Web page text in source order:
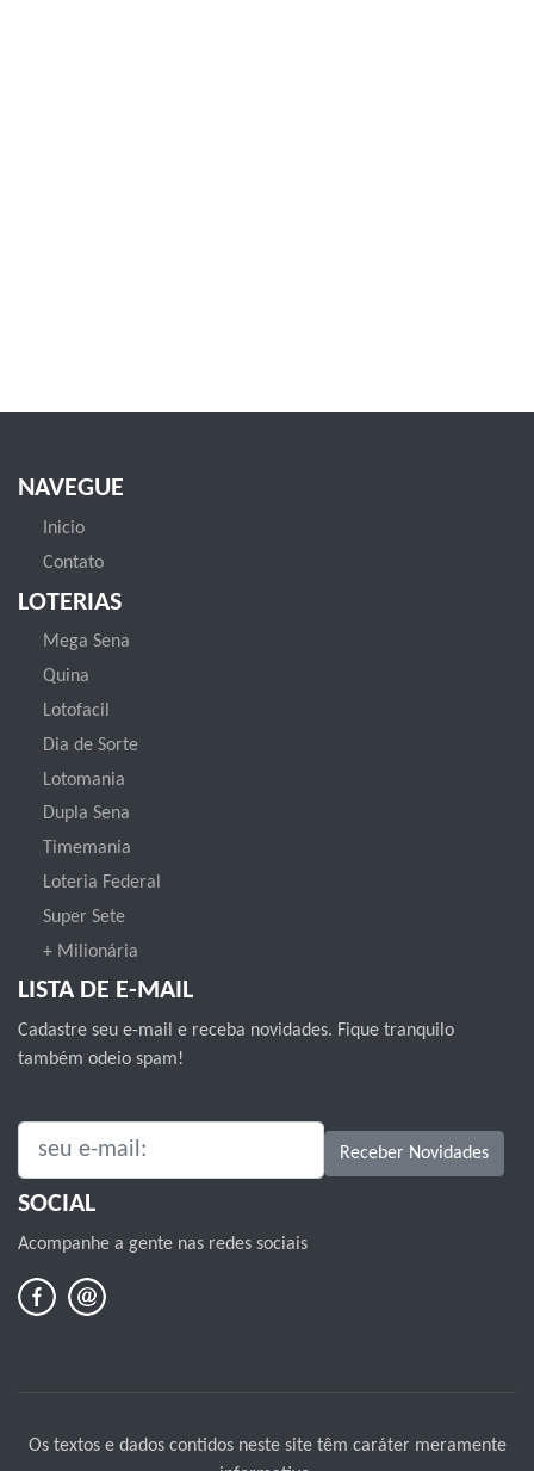
NAVEGUE
Inicio
Contato
LOTERIAS
Mega Sena
Quina
Lotofacil
Dia de Sorte
Lotomania
Dupla Sena
Timemania
Loteria Federal
Super Sete
+ Milionária
LISTA DE E-MAIL
Cadastre seu e-mail e receba novidades. Fique tranquilo
também odeio spam!
SEU E-MAIL: Receber Novidades
SOCIAL
Acompanhe a gente nas redes sociais
Os textos e dados contidos neste site têm caráter meramente